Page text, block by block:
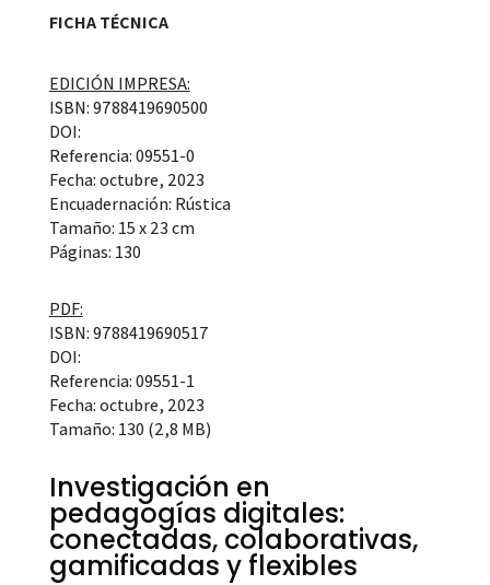
FICHA TÉCNICA
EDICIÓN IMPRESA:
ISBN: 9788419690500
DOI:
Referencia: 09551-0
Fecha: octubre, 2023
Encuadernación: Rústica
Tamaño: 15 x 23 cm
Páginas: 130
PDF:
ISBN: 9788419690517
DOI:
Referencia: 09551-1
Fecha: octubre, 2023
Tamaño: 130 (2,8 MB)
Investigación en
pedagogías digitales:
conectadas, colaborativas,
gamificadas y flexibles